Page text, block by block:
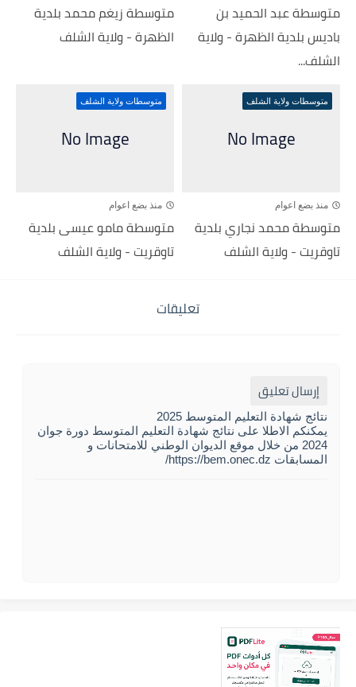
متوسطة عبد الحميد بن
باديس بلدية الظهرة - ولاية
الشلف...
متوسطة زيغم محمد بلدية
الظهرة - ولاية الشلف
متوسطات ولاية الشلف
منذ بضع اعوام
متوسطة محمد نجاري بلدية
تاوقريت - ولاية الشلف
متوسطات ولاية الشلف
منذ بضع اعوام
متوسطة مامو عيسى بلدية
تاوقريت - ولاية الشلف
تعليقات
إرسال تعليق
نتائج شهادة التعليم المتوسط 2025
يمكنكم الاطلا على نتائج شهادة التعليم المتوسط دورة جوان
2024 من خلال موقع الديوان الوطني للامتحانات و
المسابقات https://bem.onec.dz/